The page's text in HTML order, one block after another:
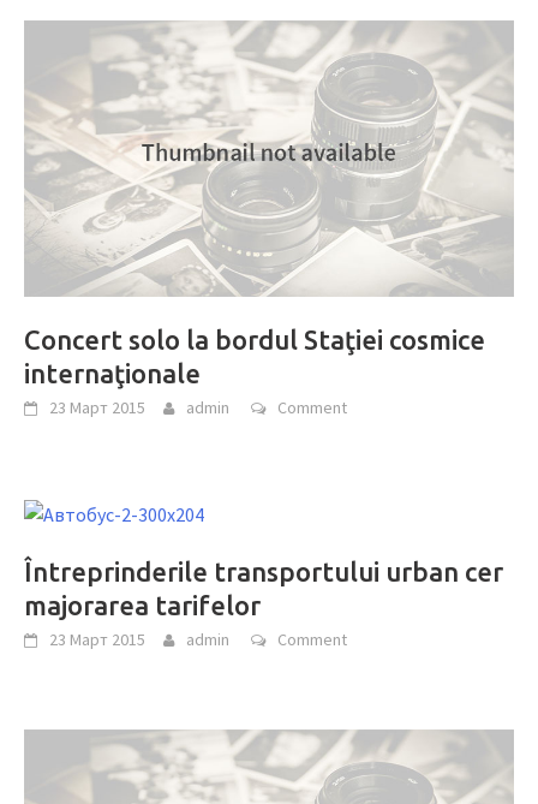
Concert solo la bordul Staţiei cosmice
internaţionale
23 Март 2015 admin Comment
Întreprinderile transportului urban cer
majorarea tarifelor
23 Март 2015 admin Comment